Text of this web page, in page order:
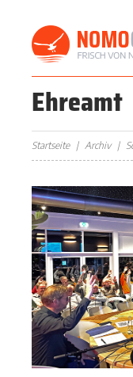
Ehreamt
Startseite Archiv